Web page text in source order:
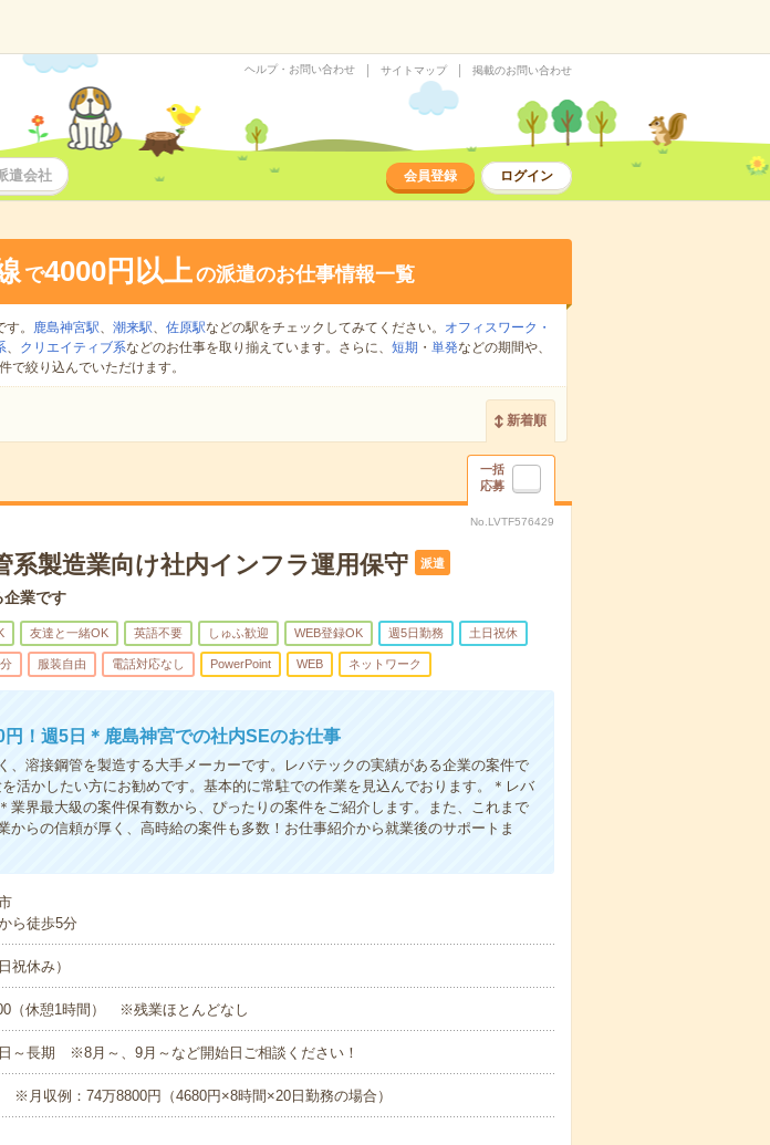
ヘルプ・お問い合わせ サイトマップ 掲載のお問い合わせ
遣会社 会員登録 ログイン
で4000円以上の派遣のお仕事情報一覧
。 鹿島神宮駅、 潮来駅、 佐原駅などの駅をチェックしてみてください。
オフィスワーク・
、 クリエイティブ系などのお仕事を取り揃えています。さらに、 短期 ・ 単発などの期間や、
で絞り込んでいただけます。
新着順
一括
応募
No.LVTF576429
系製造業向け社内インフラ運用保守 派遣
企業です
友達と一緒OK 英語不要 しゅふ歓迎 WEB登録OK 週5日勤務 土日祝休
服装自由 電話対応なし PowerPoint WEB ネットワーク
！週5日＊鹿島神宮での社内SEのお仕事
、溶接鋼管を製造する大手メーカーです。レバテックの実績がある企業の案件で
活かしたい方にお勧めです。基本的に常駐での作業を見込んでおります。＊レバ
業界最大級の案件保有数から、ぴったりの案件をご紹介します。また、これまで
からの信頼が厚く、高時給の案件も多数！お仕事紹介から就業後のサポートま
ら徒歩5分
祝休み）
（休憩1時間） ※残業ほとんどなし
日～長期 ※8月～、9月～など開始日ご相談ください！
※月収例：74万8800円（4680円×8時間×20日勤務の場合）